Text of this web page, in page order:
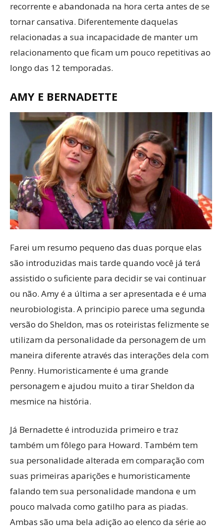
recorrente e abandonada na hora certa antes de se
tornar cansativa. Diferentemente daquelas
relacionadas a sua incapacidade de manter um
relacionamento que ficam um pouco repetitivas ao
longo das 12 temporadas.
AMY E BERNADETTE
Farei um resumo pequeno das duas porque elas
são introduzidas mais tarde quando você já terá
assistido o suficiente para decidir se vai continuar
ou não. Amy é a última a ser apresentada e é uma
neurobiologista. A principio parece uma segunda
versão do Sheldon, mas os roteiristas felizmente se
utilizam da personalidade da personagem de um
maneira diferente através das interações dela com
Penny. Humoristicamente é uma grande
personagem e ajudou muito a tirar Sheldon da
mesmice na história.
Já Bernadette é introduzida primeiro e traz
também um fôlego para Howard. Também tem
sua personalidade alterada em comparação com
suas primeiras aparições e humoristicamente
falando tem sua personalidade mandona e um
pouco malvada como gatilho para as piadas.
Ambas são uma bela adição ao elenco da série ao